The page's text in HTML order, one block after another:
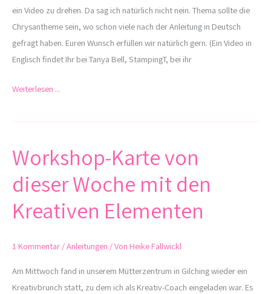
ein Video zu drehen. Da sag ich natürlich nicht nein. Thema sollte die
Chrysantheme sein, wo schon viele nach der Anleitung in Deutsch
gefragt haben. Euren Wunsch erfüllen wir natürlich gern. (Ein Video in
Englisch findet Ihr bei Tanya Bell, StampingT, bei ihr
Weiterlesen ...
Workshop-Karte von
dieser Woche mit den
Kreativen Elementen
1 Kommentar /Anleitungen / Von Heike Fallwickl
Am Mittwoch fand in unserem Mütterzentrum in Gilching wieder ein
Kreativbrunch statt, zu dem ich als Kreativ-Coach eingeladen war. Es
Workshop-
Karte
von
Woche
den
Kreativen
Elementen